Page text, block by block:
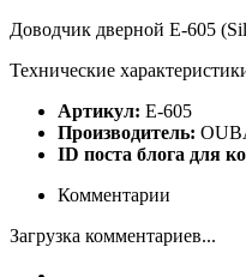
Доводчик дверной E-605
Технические
Артикул: E-605
Производитель:
ID поста блога для
Комментарии
Загрузка комментариев...